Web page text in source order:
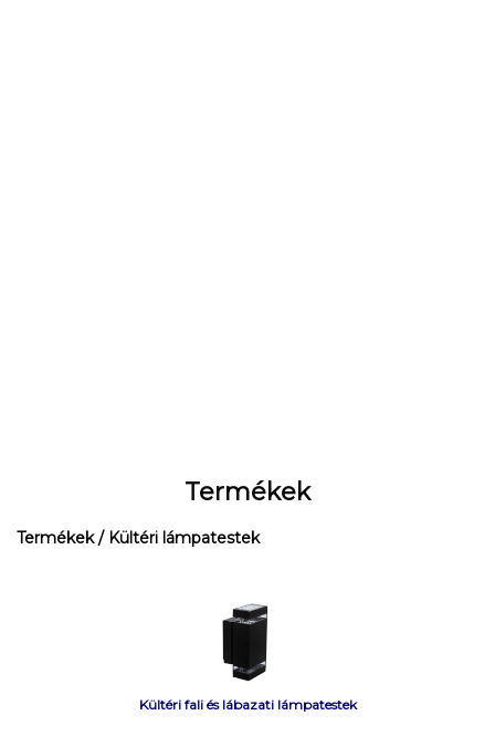
Termékek
Termékek/ Kültéri lámpatestek
Kültéri fali és lábazati lámpatestek